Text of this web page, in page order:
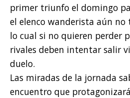
primer triunfo el domingo
el elenco wanderista aún
lo cual si no quieren perder
rivales deben intentar salir
duelo.
Las miradas de la jornada
encuentro que